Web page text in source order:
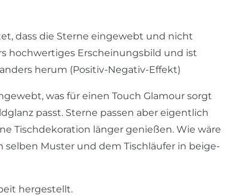
dass die Sterne eingewebt und nicht
hochwertiges Erscheinungsbild und ist
herum (Positiv-Negativ-Effekt)
was für einen Touch Glamour sorgt
passt. Sterne passen aber eigentlich
Tischdekoration länger genießen. Wie wäre
Muster und dem Tischläufer in beige-
hergestellt.